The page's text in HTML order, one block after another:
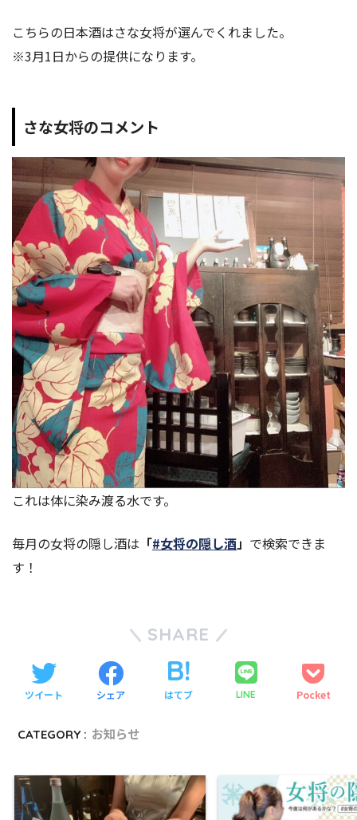
こちらの日本酒はさな女将が選んでくれました。
※3月1日からの提供になります。
さな女将のコメント
これは体に染み渡る水です。
毎月の女将の隠し酒は 「#女将の隠し酒」 で検索できま
す！
SHARE
ツイート シェア はてブ LINE Pocket
CATEGORY : お知らせ